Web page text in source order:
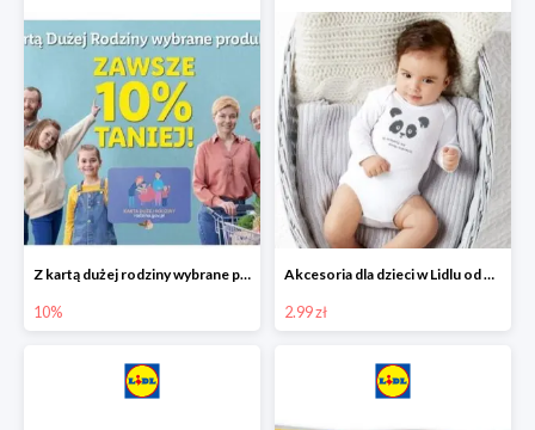
Z kartą dużej rodziny wybrane produkty w Lidlu -10%
10%
Akcesoria dla dzieci w Lidlu od 2,99 zł
2.99 zł